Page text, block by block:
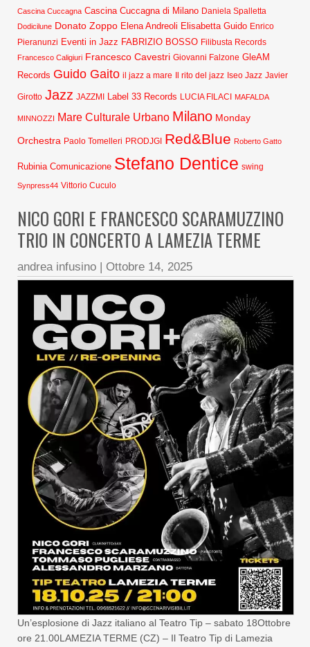
Cascina Cuccagna Cascina Cuccagna di Milano Daniela Spalletta
Dodicilune Donato Zoppo Elena Andreoli Elisabetta Guido Enrico
Pieranunzi Eventi in Jazz FABRIZIO BOSSO Filibusta Records
Francesco Caligiuri Francesco Cavestri Giovanni Falzone GleAM
Records Guido Gaito il jazz a mare Il rito del jazz Iseo Jazz Javier
Girotto Jazz JAZZMI Label 33 Records LUCIA FILACI MAFALDA
MINNOZZI Mare Culturale Urbano Milano Monday
Orchestra Paolo Tomelleri PRODJGI Red&Blue Roberto Gatto
Rubinia Comunicazione Stefano Dentice swing
Synpress44 Vittorio Cuculo
NICO GORI E FRANCESCO SCARAMUZZINO
TRIO IN CONCERTO A LAMEZIA TERME
andrea infusino | Ottobre 14, 2025
Un’esplosione di Jazz italiano al Teatro Tip – sabato 18Ottobre
ore 21.00LAMEZIA TERME (CZ) – Il Teatro Tip di Lamezia